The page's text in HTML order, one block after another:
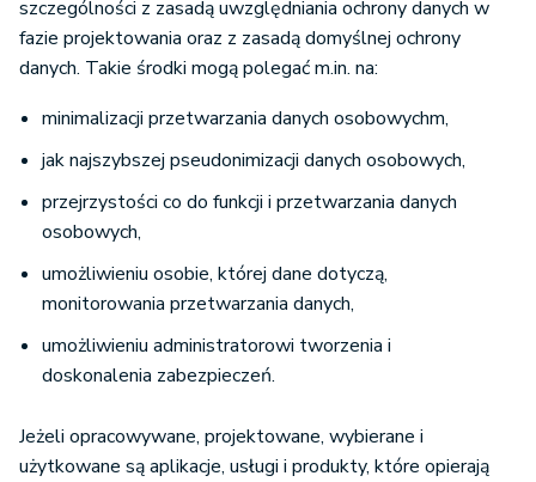
szczególności z zasadą uwzględniania ochrony danych w
fazie projektowania oraz z zasadą domyślnej ochrony
danych. Takie środki mogą polegać m.in. na:
minimalizacji przetwarzania danych osobowychm,
jak najszybszej pseudonimizacji danych osobowych,
przejrzystości co do funkcji i przetwarzania danych
osobowych,
umożliwieniu osobie, której dane dotyczą,
monitorowania przetwarzania danych,
umożliwieniu administratorowi tworzenia i
doskonalenia zabezpieczeń.
Jeżeli opracowywane, projektowane, wybierane i
użytkowane są aplikacje, usługi i produkty, które opierają